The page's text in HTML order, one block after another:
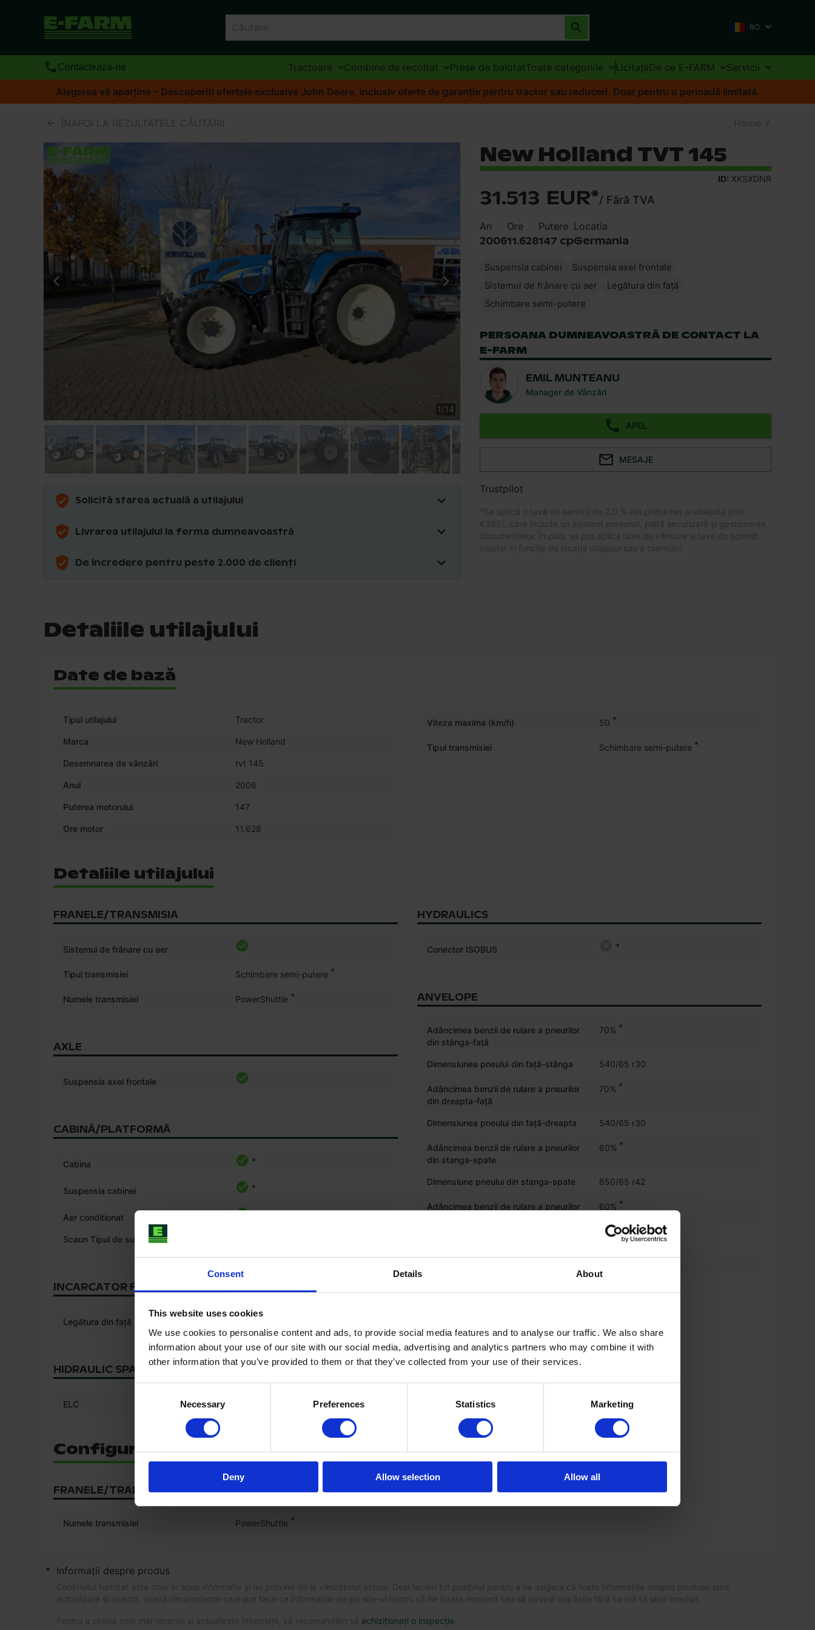
Consent Details About
This website uses cookies
We use cookies to personalise content and ads, to provide social media features and to analyse our traffic. We also share
information about your use of our site with our social media, advertising and analytics partners who may combine it with
other information that you’ve provided to them or that they’ve collected from your use of their services.
Necessary Preferences Statistics Marketing
Deny Allow selection Allow all
RO
Contacteaza-ne Tractoare Combine de recoltat Prese de balotatToate categoriile LicitațiiDe ce E-FARM
Servicii
Alegerea vă aparține – Descoperiți ofertele exclusive John Deere, inclusiv oferte de garanție pentru tractor sau reduceri. Doar pentru o perioadă limitată.
ÎNAPOI LA REZULTATELE CĂUTĂRII Home /
1/14
Solicită starea actuală a utilajului
Livrarea utilajului la ferma dumneavoastră
De încredere pentru peste 2.000 de clienți
New Holland TVT 145
ID: XKSXDNR
31.513 EUR*/ Fără TVA
An
2006
Ore
11.628
Putere
147 cp
Locatia
Germania
Suspensia cabinei
Suspensia axei frontale
Sistemul de frânare cu aer
Legătura din față
Schimbare semi-putere
PERSOANA DUMNEAVOASTRĂ DE CONTACT LA
E-FARM
EMIL MUNTEANU
Manager de Vânzări
APEL
MESAJE
Trustpilot
* Se aplică o taxă de servicii de 2.0 % din prețul net al utilajului (min.
€395), care include un asistent personal, plată securizată și gestionarea
documentelor. În plus, se pot aplica taxe de vămuire și taxe de schimb
valutar în funcție de locația utilajului sau a clientului.
Detaliile utilajului
Date de bază
Tipul utilajului Tractor
Marca New Holland
Desemnarea de vânzări tvt 145
Anul 2006
Puterea motorului 147
Ore motor 11.628
Viteza maxima (km/h) 50 *
Tipul transmisiei Schimbare semi-putere *
Detaliile utilajului
FRANELE/TRANSMISIA
Sistemul de frânare cu aer
Tipul transmisiei Schimbare semi-putere *
Numele transmisiei PowerShuttle *
AXLE
Suspensia axei frontale
CABINĂ/PLATFORMĂ
Cabina *
Suspensia cabinei *
Aer conditionat
Scaun Tipul de suspensie
INCARCATOR FRONTAL/BRATE
Legătura din față *
HIDRAULIC SPATE
ELC
HYDRAULICS
Conector ISOBUS *
ANVELOPE
Adâncimea benzii de rulare a pneurilor
din stânga-față
70% *
Dimensiunea pneului din față-stânga 540/65 r30
Adâncimea benzii de rulare a pneurilor
din dreapta-față
70% *
Dimensiunea pneului din față-dreapta 540/65 r30
Adâncimea benzii de rulare a pneurilor
din stanga-spate
60% *
Dimensiune pneului din stanga-spate 650/65 r42
Adâncimea benzii de rulare a pneurilor
60% *
650/65 r42
Dimensiunea anvelopei spate 650/65R42
Configurație suplimentară a utilajului
FRANELE/TRANSMISIA
Numele transmisiei PowerShuttle *
* Informații despre produs
Conținutul furnizat este doar în scop informativ și nu provine de la vânzătorul actual. Deși facem tot posibilul pentru a ne asigura că toate informațiile despre produse sunt
actualizate și exacte, există circumstanțe care pot face ca informațiile de pe site-ul nostru să fie listate incorect sau să devină depășite fără ca noi să știm imediat.
Pentru a obține cele mai recente și actualizate informații, vă recomandăm să achiziționați o inspecție